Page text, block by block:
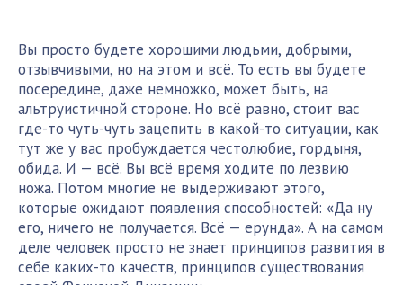
Вы просто будете хорошими людьми, добрыми,
отзывчивыми, но на этом и всё. То есть вы будете
посередине, даже немножко, может быть, на
альтруистичной стороне. Но всё равно, стоит вас
где-то чуть-чуть зацепить в какой-то ситуации, как
тут же у вас пробуждается честолюбие, гордыня,
обида. И — всё. Вы всё время ходите по лезвию
ножа. Потом многие не выдерживают этого,
которые ожидают появления способностей: «Да ну
его, ничего не получается. Всё — ерунда». А на самом
деле человек просто не знает принципов развития в
себе каких-то качеств, принципов существования